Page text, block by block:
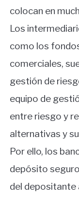
colocan en
Los
como los
comerciales,
gestión de
equipo de
entre riesgo y
alternativas y
Por ello, los
depósito
del depositante